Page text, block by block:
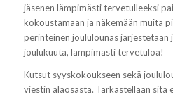
jäsenen lämpimästi tervetulleeksi
kokoustamaan ja näkemään muita
perinteinen joululounas järjestetään
joulukuuta, lämpimästi tervetuloa!
Kutsut syyskokoukseen sekä
viestin alaosasta. Tarkastellaan sitä